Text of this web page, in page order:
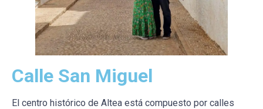
Calle San Miguel
El centro histórico de Altea está compuesto por calles